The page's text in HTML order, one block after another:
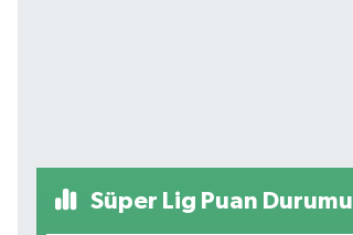
Süper Lig Puan Durumu